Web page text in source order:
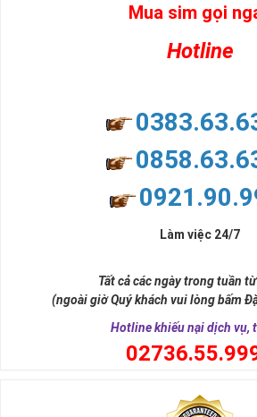
Mua sim gọi
Hotline
Làm việc 24/7
Tất cả các ngày trong tuần
(ngoài giờ Quý khách vui lòng bấm
Hotline khiếu nại dịch vụ,
0